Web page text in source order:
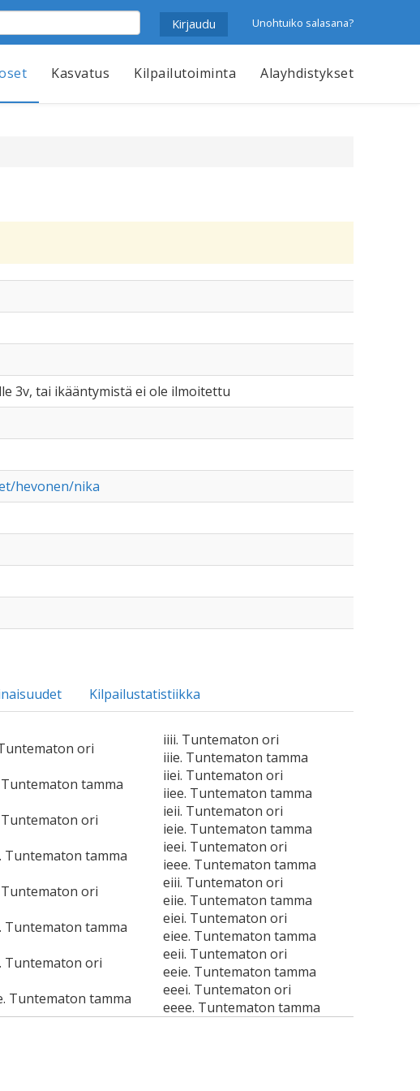
Unohtuiko salasana?
Kasvatus Kilpailutoiminta Alayhdistykset
3v, tai ikääntymistä ei ole ilmoitettu
hevonen/nika
Kilpailustatistiikka
ori
iiii. Tuntematon ori
iiie. Tuntematon tamma
Tuntematon tamma
iiei. Tuntematon ori
iiee. Tuntematon tamma
Tuntematon ori
ieii. Tuntematon ori
ieie. Tuntematon tamma
Tuntematon tamma
ieei. Tuntematon ori
ieee. Tuntematon tamma
ori
eiii. Tuntematon ori
eiie. Tuntematon tamma
Tuntematon tamma
eiei. Tuntematon ori
eiee. Tuntematon tamma
Tuntematon ori
eeii. Tuntematon ori
eeie. Tuntematon tamma
Tuntematon tamma
eeei. Tuntematon ori
eeee. Tuntematon tamma